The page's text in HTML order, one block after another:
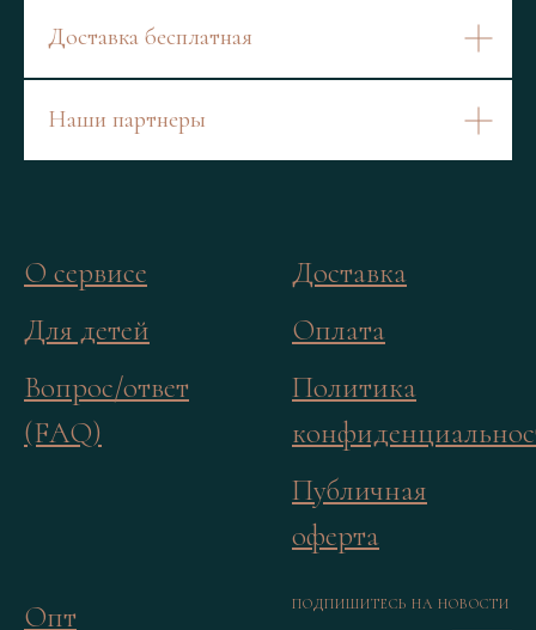
Доставка бесплатная
Наши партнеры
О сервисе
Для детей
Вопрос/ответ
(FAQ)
Доставка
Оплата
Политика
Публичная
оферта
Опт
ПОДПИШИТЕСЬ НА НОВОСТИ